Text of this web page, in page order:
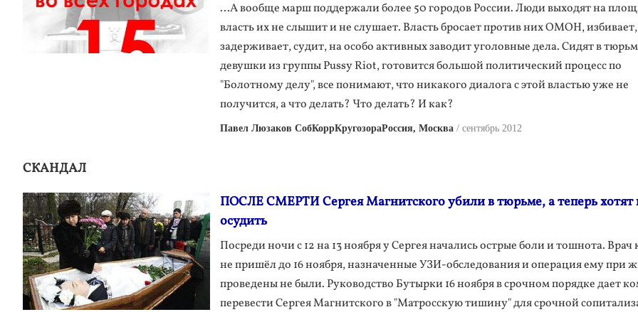
...А вообще марш поддержали более 50 городов России. Люди выходят на
власть их не слышит и не слушает. Власть бросает против них ОМОН, избивает,
задерживает, судит, на особо активных заводит уголовные дела. Сидят в
девушки из группы Pussy Riot, готовится большой политический процесс по
"Болотному делу", все понимают, что никакого диалога с этой властью уже не
получится, а что делать? Что делать? И как?
Павел Люзаков СобКоррКругозораРоссия, Москва сентябрь 2012
СКАНДАЛ
ПОСЛЕ СМЕРТИ Сергея Магнитского убили в тюрьме, а теперь хотят
осудить
Посреди ночи с 12 на 13 ноября у Сергея начались острые боли и тошнота. Врач
не пришёл до 16 ноября, назначенные УЗИ-обследования и операция ему при
проведены не были. Руководство Бутырки 16 ноября в срочном порядке дает
перевести Сергея Магнитского в "Матросскую тишину" для срочной